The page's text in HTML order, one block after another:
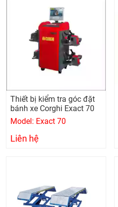
Thiết bị kiểm tra góc đặt
bánh xe Corghi Exact 70
Model: Exact 70
Liên hệ